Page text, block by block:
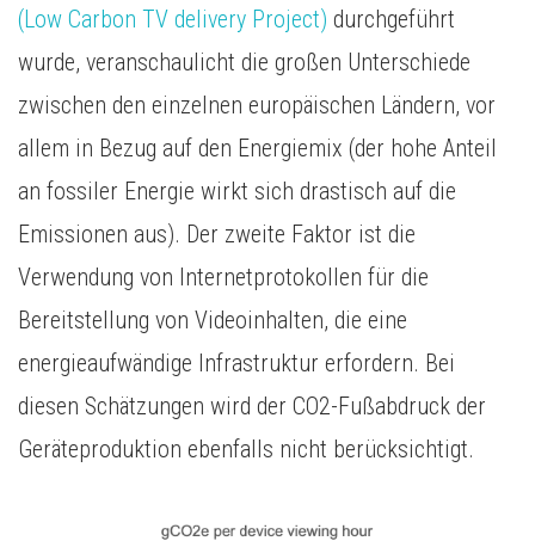
(Low Carbon TV delivery Project) durchgeführt
wurde, veranschaulicht die großen Unterschiede
zwischen den einzelnen europäischen Ländern, vor
allem in Bezug auf den Energiemix (der hohe Anteil
an fossiler Energie wirkt sich drastisch auf die
Emissionen aus). Der zweite Faktor ist die
Verwendung von Internetprotokollen für die
Bereitstellung von Videoinhalten, die eine
energieaufwändige Infrastruktur erfordern. Bei
diesen Schätzungen wird der CO2-Fußabdruck der
Geräteproduktion ebenfalls nicht berücksichtigt.